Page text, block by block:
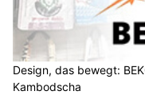
Design, das bewegt:
Kambodscha